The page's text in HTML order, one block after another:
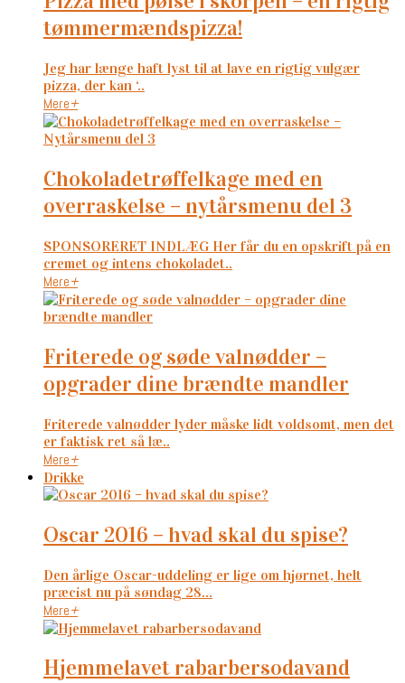
tømmermændspizza!
Jeg har længe haft lyst til at lave en rigtig vulgær
pizza, der kan ‘..
Mere+
chokoladetrøffelkage med en
overraskelse – nytårsmenu del 3
SPONSORERET INDLÆG Her får du en opskrift på en
cremet og intens chokoladet..
Mere+
friterede og søde valnødder –
opgrader dine brændte mandler
Friterede valnødder lyder måske lidt voldsomt, men det
er faktisk ret så læ..
Mere+
Drikke
oscar 2016 – hvad skal du spise?
Den årlige Oscar-uddeling er lige om hjørnet, helt
præcist nu på søndag 28...
Mere+
hjemmelavet rabarbersodavand